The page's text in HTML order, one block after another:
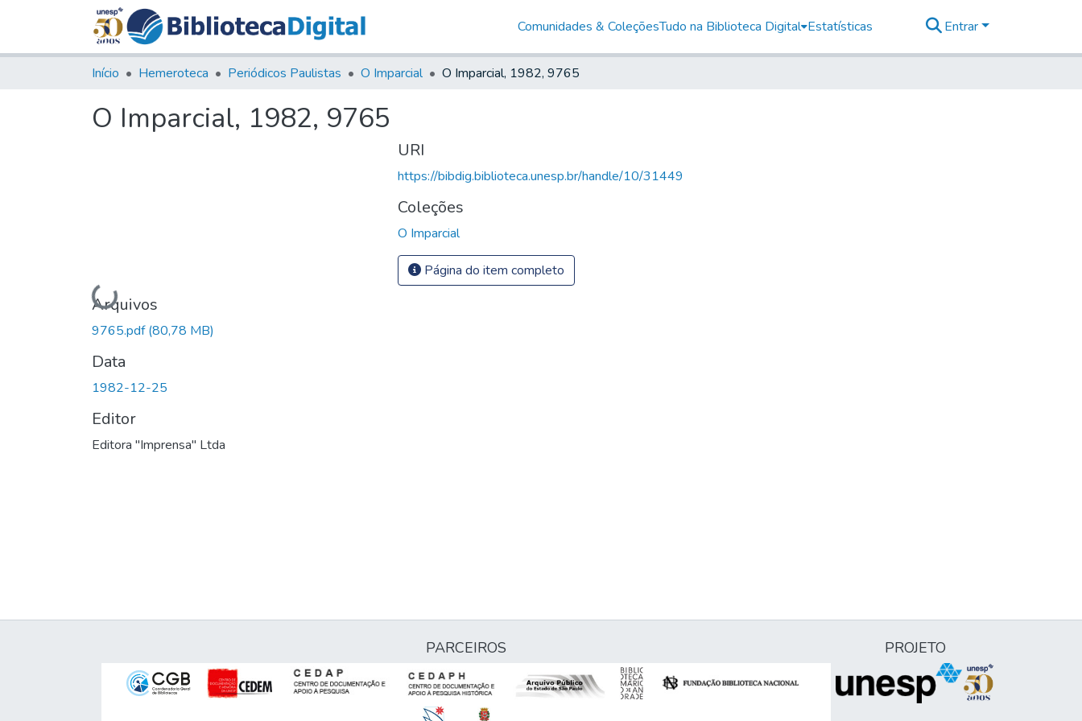
Comunidades & ColeçõesTudo na Biblioteca Digital Estatísticas Entrar
Início Hemeroteca Periódicos Paulistas O Imparcial O Imparcial, 1982, 9765
O Imparcial, 1982, 9765
Carregando...
Arquivos
9765.pdf(80,78 MB)
Data
1982-12-25
Editor
Editora "Imprensa" Ltda
URI
https://bibdig.biblioteca.unesp.br/handle/10/31449
Coleções
O Imparcial
Página do item completo
PARCEIROS PROJETO